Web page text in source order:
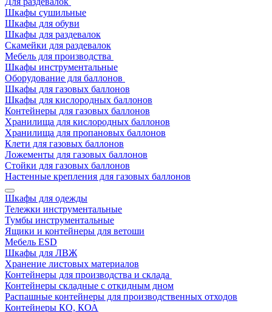
Шкафы сушильные
Шкафы для обуви
Шкафы для раздевалок
Скамейки для раздевалок
Мебель для производства
Шкафы инструментальные
Оборудование для баллонов
Шкафы для газовых баллонов
Шкафы для кислородных баллонов
Контейнеры для газовых баллонов
Хранилища для кислородных баллонов
Хранилища для пропановых баллонов
Клети для газовых баллонов
Ложементы для газовых баллонов
Стойки для газовых баллонов
Настенные крепления для газовых баллонов
Шкафы для одежды
Тележки инструментальные
Тумбы инструментальные
Ящики и контейнеры для ветоши
Мебель ESD
Шкафы для ЛВЖ
Хранение листовых материалов
Контейнеры для производства и склада
Контейнеры складные с откидным дном
Распашные контейнеры для производственных отходов
Контейнеры КО, КОА